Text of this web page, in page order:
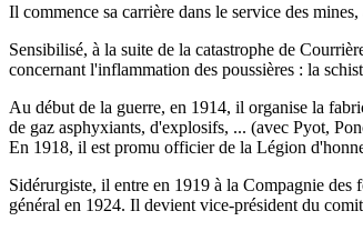
Il commence sa carrière dans le service des
Sensibilisé, à la suite de la catastrophe de
concernant l'inflammation des poussières : la
Au début de la guerre, en 1914, il organise la
de gaz asphyxiants, d'explosifs, ... (avec Pyot,
En 1918, il est promu officier de la Légion
Sidérurgiste, il entre en 1919 à la Compagnie
général en 1924. Il devient vice-président du